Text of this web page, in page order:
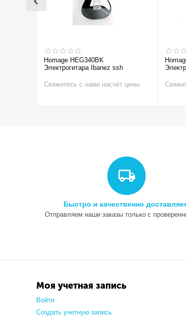
Homage HEG340BK
Электрогитара Ibanez ssh
Свяжитесь с нами насчёт цены
Быстро и качественно
Отправляем наши заказы только с
Моя учетная запись
Войти
Создать учетную запись